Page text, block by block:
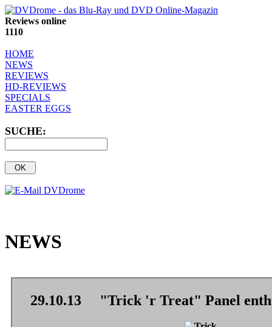
Reviews online
1110
HOME
NEWS
REVIEWS
HD-REVIEWS
SPECIALS
EASTER EGGS
SUCHE:
NEWS
29.10.13 "Trick 'r Treat" Panel